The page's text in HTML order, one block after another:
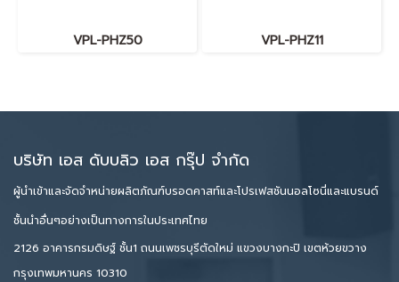
VPL-PHZ50 VPL-PHZ11
บริษัท เอส ดับบลิว เอส กรุ๊ป จำกัด
ผู้นำเข้าและจัดจำหน่ายผลิตภัณฑ์บรอดคาสท์และโปรเฟสชันนอลโซนี่และแบรนด์
ชั้นนำอื่นๆอย่างเป็นทางการในประเทศไทย
2126 อาคารกรมดิษฐ์ ชั้น1 ถนนเพชรบุรีตัดใหม่ แขวงบางกะปิ เขตห้วยขวาง
กรุงเทพมหานคร 10310